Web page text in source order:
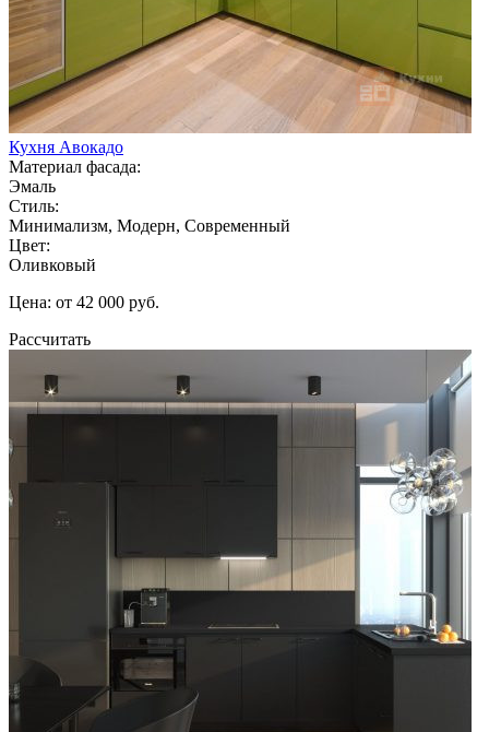
Кухня Авокадо
Материал фасада:
Эмаль
Стиль:
Минимализм, Модерн, Современный
Цвет:
Оливковый
Цена: от 42 000 руб.
Рассчитать